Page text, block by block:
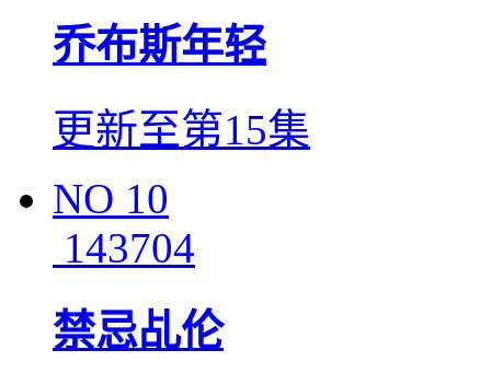
乔布斯年轻
更新至第15集
NO 10
143704
禁忌乩伦